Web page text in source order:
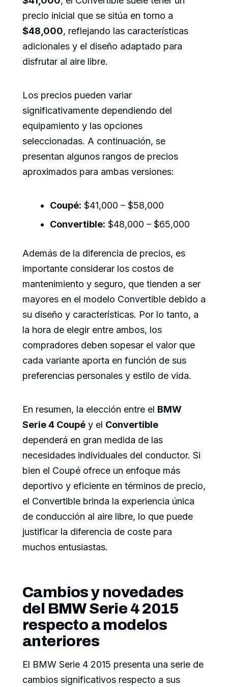
precio inicial que se sitúa en torno a
$48,000, reflejando las características
adicionales y el diseño adaptado para
disfrutar al aire libre.
Los precios pueden variar
significativamente dependiendo del
equipamiento y las opciones
seleccionadas. A continuación, se
presentan algunos rangos de precios
aproximados para ambas versiones:
Coupé: $41,000 – $58,000
Convertible: $48,000 – $65,000
Además de la diferencia de precios, es
importante considerar los costos de
mantenimiento y seguro, que tienden a ser
mayores en el modelo Convertible debido a
su diseño y características. Por lo tanto, a
la hora de elegir entre ambos, los
compradores deben sopesar el valor que
cada variante aporta en función de sus
preferencias personales y estilo de vida.
En resumen, la elección entre el BMW
Serie 4 Coupé y el Convertible
dependerá en gran medida de las
necesidades individuales del conductor. Si
bien el Coupé ofrece un enfoque más
deportivo y eficiente en términos de precio,
el Convertible brinda la experiencia única
de conducción al aire libre, lo que puede
justificar la diferencia de coste para
muchos entusiastas.
Cambios y novedades
del BMW Serie 4 2015
respecto a modelos
anteriores
El BMW Serie 4 2015 presenta una serie de
cambios significativos respecto a sus